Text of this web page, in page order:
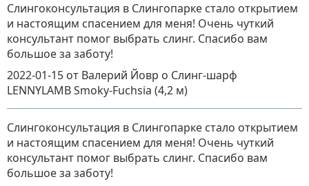
Слингоконсультация в Слингопарке стало открытием
и настоящим спасением для меня! Очень чуткий
консультант помог выбрать слинг. Спасибо вам
большое за заботу!
2022-01-15 от Валерий Йовр о Слинг-шарф
LENNYLAMB Smoky-Fuchsia (4,2 м)
Слингоконсультация в Слингопарке стало открытием
и настоящим спасением для меня! Очень чуткий
консультант помог выбрать слинг. Спасибо вам
большое за заботу!